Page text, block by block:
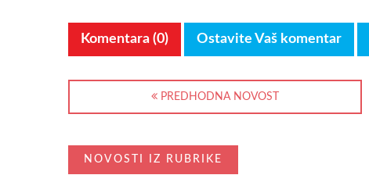
Komentara (0) Ostavite Vaš komentar
PREDHODNA NOVOST
NOVOSTI IZ RUBRIKE